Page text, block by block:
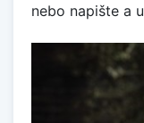
nebo napište a